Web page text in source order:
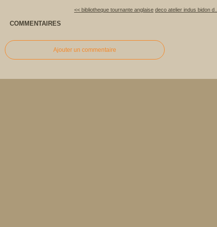
<< bibliotheque tournante anglaise deco atelier indus bidon
COMMENTAIRES
Ajouter un commentaire